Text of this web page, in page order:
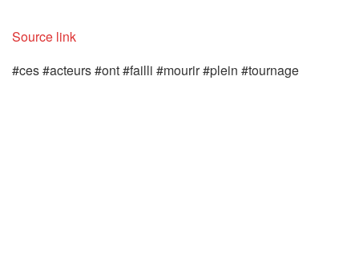
Source link
#ces #acteurs #ont #failli #mourir #plein #tournage